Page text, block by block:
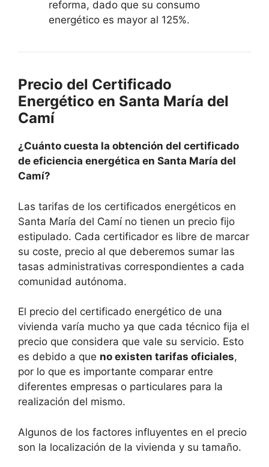
reforma, dado que su consumo
energético es mayor al 125%.
Precio del Certificado
Energético en Santa María del
Camí
¿Cuánto cuesta la obtención del certificado
de eficiencia energética en Santa María del
Camí?
Las tarifas de los certificados energéticos en
Santa María del Camí no tienen un precio fijo
estipulado. Cada certificador es libre de marcar
su coste, precio al que deberemos sumar las
tasas administrativas correspondientes a cada
comunidad autónoma.
El precio del certificado energético de una
vivienda varía mucho ya que cada técnico fija el
precio que considera que vale su servicio. Esto
es debido a que no existen tarifas oficiales,
por lo que es importante comparar entre
diferentes empresas o particulares para la
realización del mismo.
Algunos de los factores influyentes en el precio
son la localización de la vivienda y su tamaño.